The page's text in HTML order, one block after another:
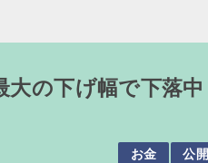
大の下げ幅で下落中
お金 公開